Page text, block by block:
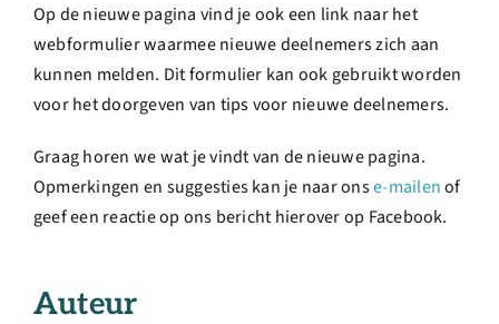
Op de nieuwe pagina vind je ook een link naar het
webformulier waarmee nieuwe deelnemers zich aan
kunnen melden. Dit formulier kan ook gebruikt worden
voor het doorgeven van tips voor nieuwe deelnemers.
Graag horen we wat je vindt van de nieuwe pagina.
Opmerkingen en suggesties kan je naar onse-mailenof
geef een reactie op ons bericht hierover op Facebook.
Auteur